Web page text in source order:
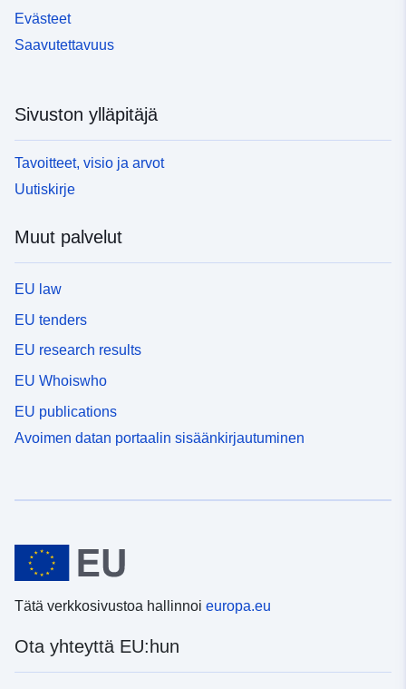
Evästeet
Saavutettavuus
Sivuston ylläpitäjä
Tavoitteet, visio ja arvot
Uutiskirje
Muut palvelut
EU law
EU tenders
EU research results
EU Whoiswho
EU publications
Avoimen datan portaalin sisäänkirjautuminen
Tätä verkkosivustoa hallinnoi europa.eu
Ota yhteyttä EU:hun